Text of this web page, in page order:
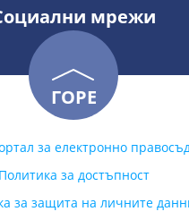
мрежи
ГОРЕ
за електронно
Политика за достъпност
за защита на личните